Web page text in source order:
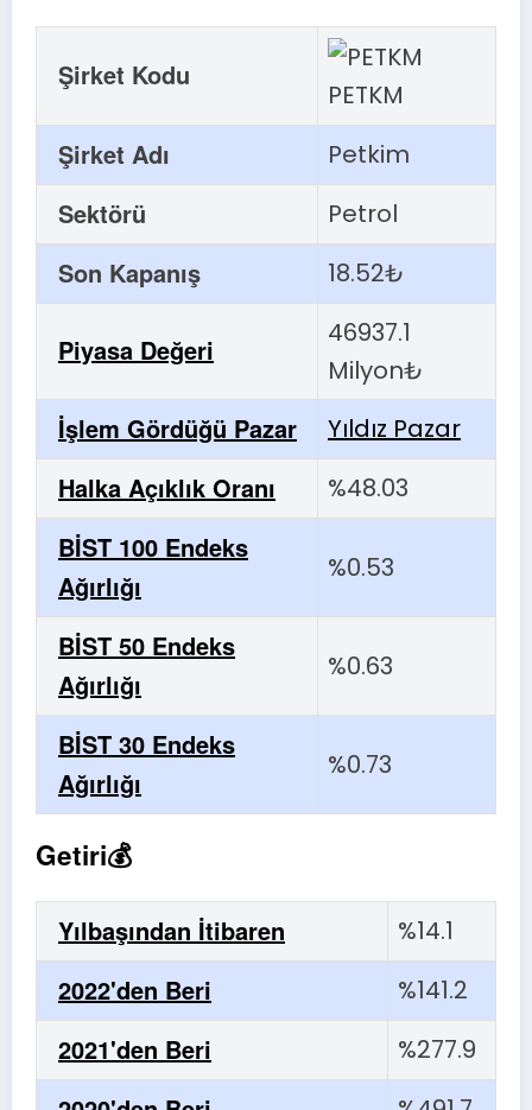
Şirket Kodu
PETKM
Şirket Adı Petkim
Sektörü Petrol
Son Kapanış 18.52₺
Piyasa Değeri
46937.1
Milyon₺
İşlem Gördüğü Pazar Yıldız Pazar
Halka Açıklık Oranı %48.03
BİST 100 Endeks
Ağırlığı
%0.53
BİST 50 Endeks
Ağırlığı
%0.63
BİST 30 Endeks
Ağırlığı
%0.73
Getiri💰
Yılbaşından İtibaren %14.1
2022'den Beri %141.2
2021'den Beri %277.9